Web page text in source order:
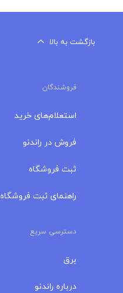
بازگشت به بالا
فروشندگان
استعلام‌های خرید
فروش در راندنو
ثبت فروشگاه
راهنمای ثبت فروشگاه
دسترسی سریع
برق
درباره‌ راندنو